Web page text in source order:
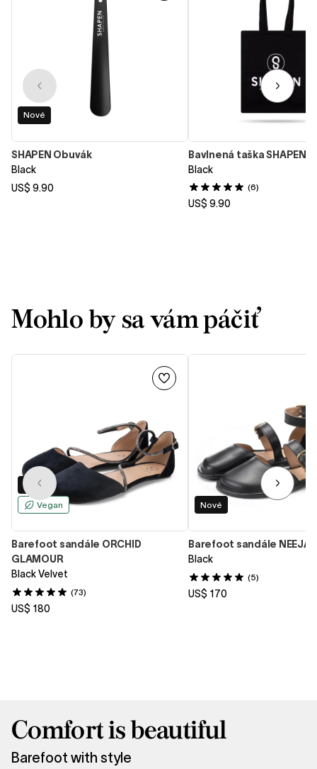
Nové
SHAPEN Obuvák
Black
US$ 9.90
Bavlnená taška SHAPEN
Black
(6)
US$ 9.90
Mohlo by sa vám páčiť
Nové
Vegan
Barefoot sandále ORCHID
GLAMOUR
Black Velvet
(73)
US$ 180
Nové
Barefoot sandále NEEJA
Black
(5)
US$ 170
Comfort is beautiful
Barefoot with style